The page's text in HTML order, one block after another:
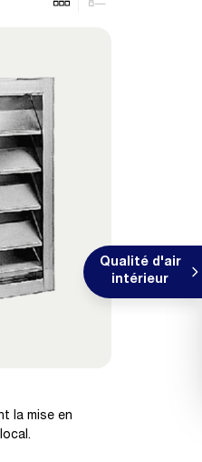
Qualité d'air
intérieur
la mise en